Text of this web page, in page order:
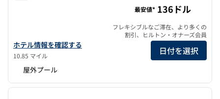
ヒルトン・カイロ・ザマレック・レジデンスの詳細を表示
ホテル情報を確認する
10.85 マイル
最安値* 136ドル
フレキシブルなご滞在、より多くの
割引、ヒルトン・オナーズ会員
日付を選択
屋外プール
1/12
1/12
次の